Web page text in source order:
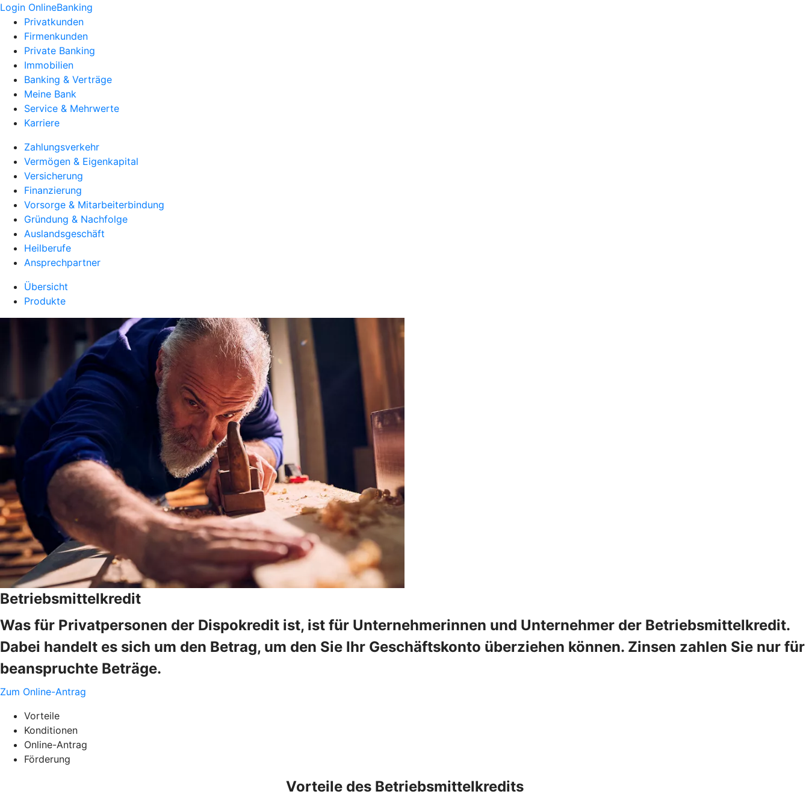
Login OnlineBanking
Privatkunden
Firmenkunden
Private Banking
Immobilien
Banking & Verträge
Meine Bank
Service & Mehrwerte
Karriere
Zahlungsverkehr
Vermögen & Eigenkapital
Versicherung
Finanzierung
Vorsorge & Mitarbeiterbindung
Gründung & Nachfolge
Auslandsgeschäft
Heilberufe
Ansprechpartner
Übersicht
Produkte
Betriebsmittelkredit
Was für Privatpersonen der Dispokredit ist, ist für Unternehmerinnen und Unternehmer der Betriebsmittelkredit.
Dabei handelt es sich um den Betrag, um den Sie Ihr Geschäftskonto überziehen können. Zinsen zahlen Sie nur für
beanspruchte Beträge.
Zum Online-Antrag
Vorteile
Konditionen
Online-Antrag
Förderung
Vorteile des Betriebsmittelkredits